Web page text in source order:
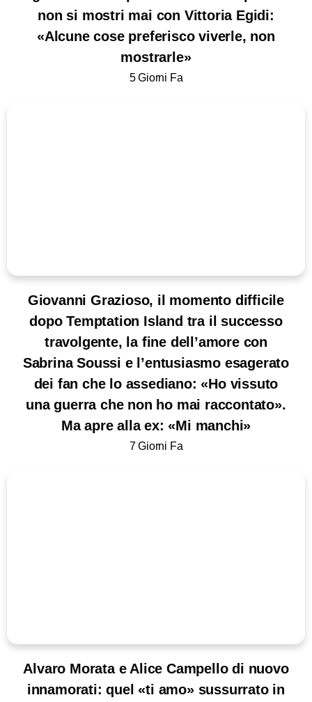
non si mostri mai con Vittoria Egidi:
«Alcune cose preferisco viverle, non
mostrarle»
5 Giorni Fa
Giovanni Grazioso, il momento difficile
dopo Temptation Island tra il successo
travolgente, la fine dell’amore con
Sabrina Soussi e l’entusiasmo esagerato
dei fan che lo assediano: «Ho vissuto
una guerra che non ho mai raccontato».
Ma apre alla ex: «Mi manchi»
7 Giorni Fa
Alvaro Morata e Alice Campello di nuovo
innamorati: quel «ti amo» sussurrato in